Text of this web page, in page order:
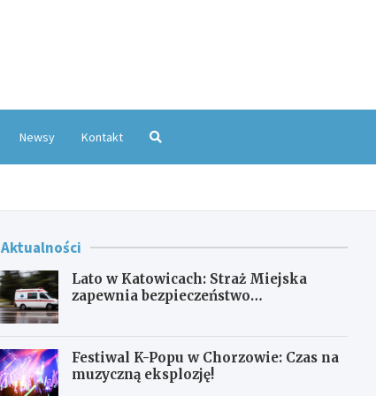
Newsy Kontakt
Aktualności
Lato w Katowicach: Straż Miejska
zapewnia bezpieczeństwo
Festiwal K-Popu w Chorzowie: Czas na
muzyczną eksplozję!